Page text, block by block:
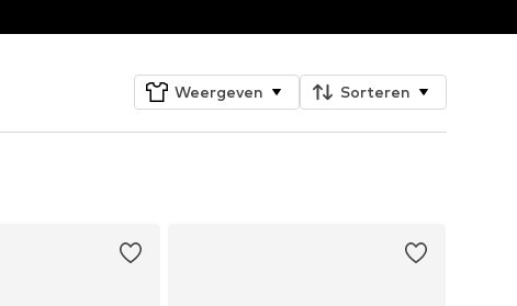
Weergeven Sorteren